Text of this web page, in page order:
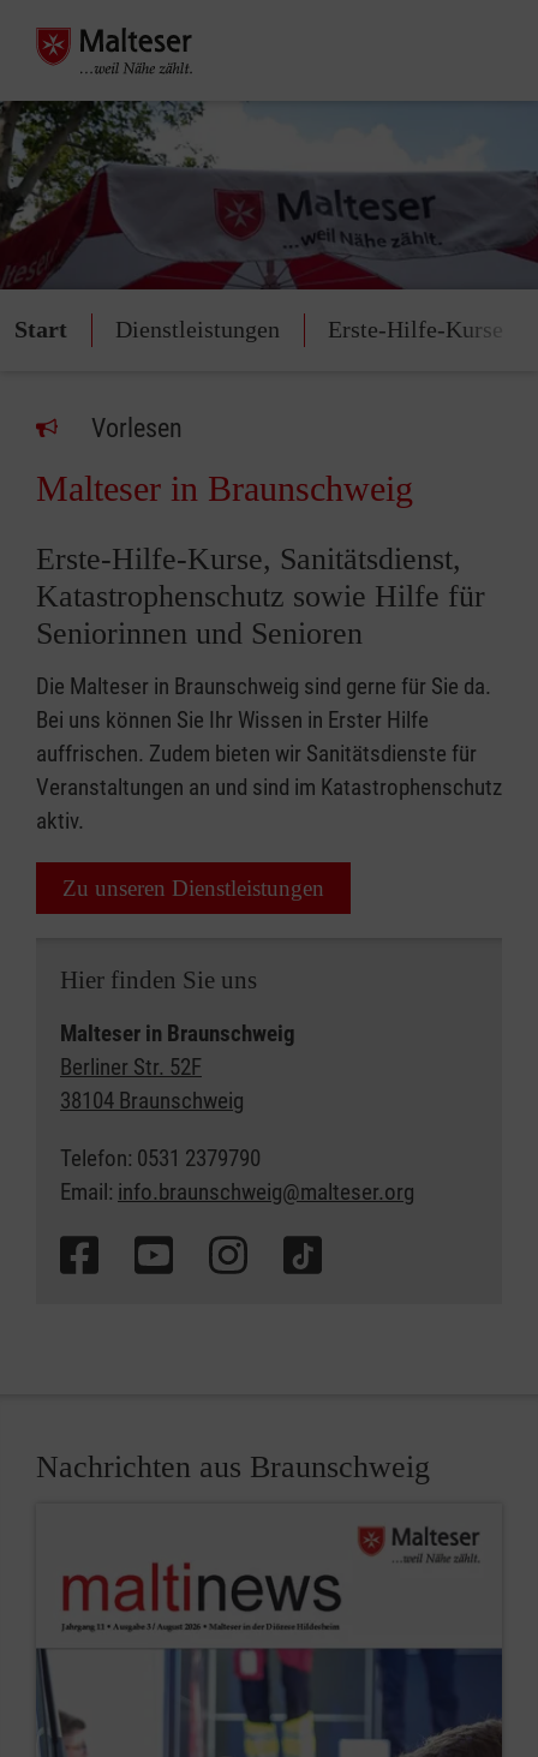
Start Dienstleistungen Erste-Hilfe-Kurse
Vorlesen
Malteser in Braunschweig
Erste-Hilfe-Kurse, Sanitätsdienst,
Katastrophenschutz sowie Hilfe für
Seniorinnen und Senioren
Die Malteser in Braunschweig sind gerne für Sie da.
Bei uns können Sie Ihr Wissen in Erster Hilfe
auffrischen. Zudem bieten wir Sanitätsdienste für
Veranstaltungen an und sind im Katastrophenschutz
aktiv.
Zu unseren Dienstleistungen
Hier finden Sie uns
Malteser in Braunschweig
Berliner Str. 52F
38104 Braunschweig
Telefon: 0531 2379790
Email: info.braunschweig@malteser.org
Nachrichten aus Braunschweig